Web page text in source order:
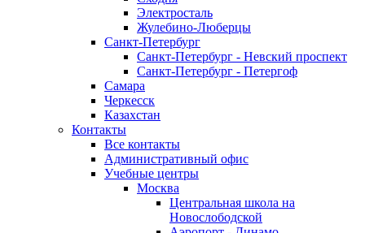
Электросталь
Жулебино-Люберцы
Санкт-Петербург
Санкт-Петербург - Невский проспект
Санкт-Петербург - Петергоф
Самара
Черкесск
Казахстан
Контакты
Все контакты
Административный офис
Учебные центры
Москва
Центральная школа на
Новослободской